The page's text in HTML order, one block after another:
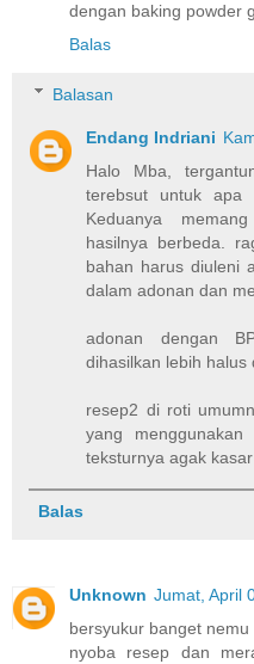
dengan baking powder
Balas
Balasan
Endang Indriani
Halo Mba,
terebsut untuk
Keduanya
hasilnya berbeda.
bahan harus diuleni
dalam adonan dan
adonan dengan
dihasilkan lebih halus
resep2 di roti
yang
teksturnya agak
Balas
Unknown Jumat, April
bersyukur banget
nyoba resep dan